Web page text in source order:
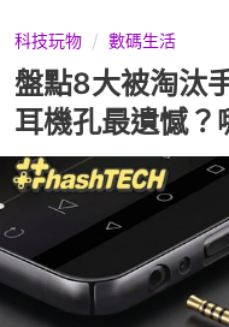
科技玩物 數碼生活
盤點8大被淘汰
耳機孔最遺憾？